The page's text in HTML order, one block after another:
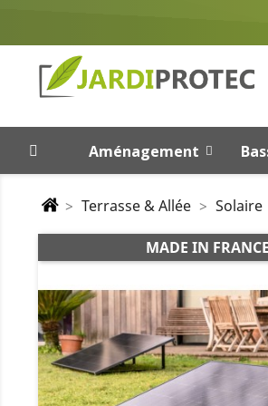
Aménagement
Terrasse & Allée Solaire
MADE IN FRANCE